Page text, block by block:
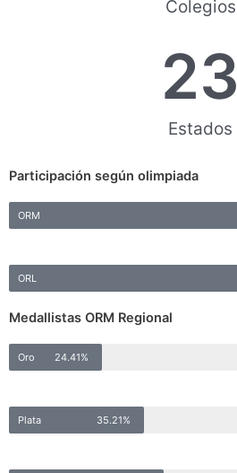
Colegios
Estados
23
Participación según olimpiada
ORM
ORL
Medallistas ORM Regional
Oro 24.41%
Plata 35.21%